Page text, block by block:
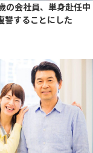
の会社員、単身赴任中
讐することにした